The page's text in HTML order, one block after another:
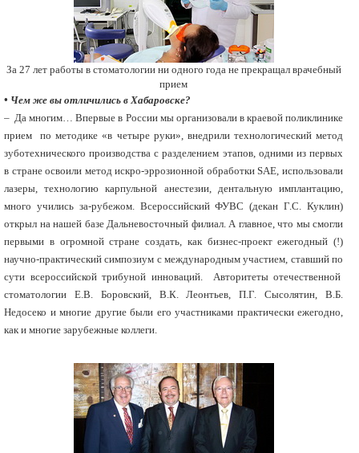
За 27 лет работы в стоматологии ни одного года не прекращал врачебный
прием
• Чем же вы отличились в Хабаровске?
– Да многим… Впервые в России мы организовали в краевой поликлинике
прием по методике «в четыре руки», внедрили технологический метод
зуботехнического производства с разделением этапов, одними из первых
в стране освоили метод искро-эррозионной обработки SAE, использовали
лазеры, технологию карпульной анестезии, дентальную имплантацию,
много учились за-рубежом. Всероссийский ФУВС (декан Г.С. Куклин)
открыл на нашей базе Дальневосточный филиал. А главное, что мы смогли
первыми в огромной стране создать, как бизнес-проект ежегодный (!)
научно-практический симпозиум с международным участием, ставший по
сути всероссийской трибуной инноваций. Авторитеты отечественной
стоматологии Е.В. Боровский, В.К. Леонтьев, П.Г. Сысолятин, В.Б.
Недосеко и многие другие были его участниками практически ежегодно,
как и многие зарубежные коллеги.